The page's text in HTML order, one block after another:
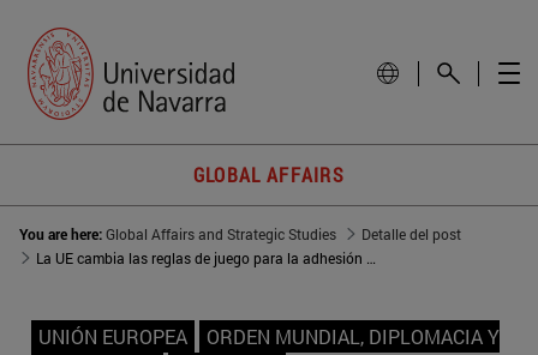
GLOBAL AFFAIRS
You are here:Global Affairs and Strategic Studies
Detalle del post
La UE cambia las reglas de juego para la adhesión de los Balcanes occidentales
UNIÓN EUROPEA
ORDEN MUNDIAL, DIPLOMACIA Y